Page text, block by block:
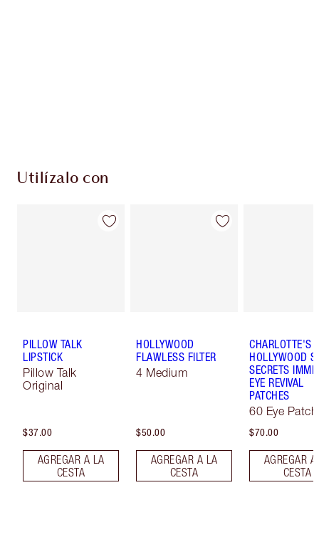
Utilízalo con
PILLOW TALK
LIPSTICK
Pillow Talk
Original
$37.00
AGREGAR A LA
CESTA
HOLLYWOOD
FLAWLESS FILTER
4 Medium
$50.00
AGREGAR A LA
CESTA
CHARLOTTE'S
HOLLYWOOD
SECRETS
EYE REVIVAL
PATCHES
60 Eye
$70.00
AGREGAR
CESTA